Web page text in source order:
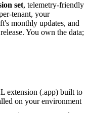
set, telemetry-friendly
tenant, your
monthly updates, and
You own the data;
extension (.app) built to
on your environment